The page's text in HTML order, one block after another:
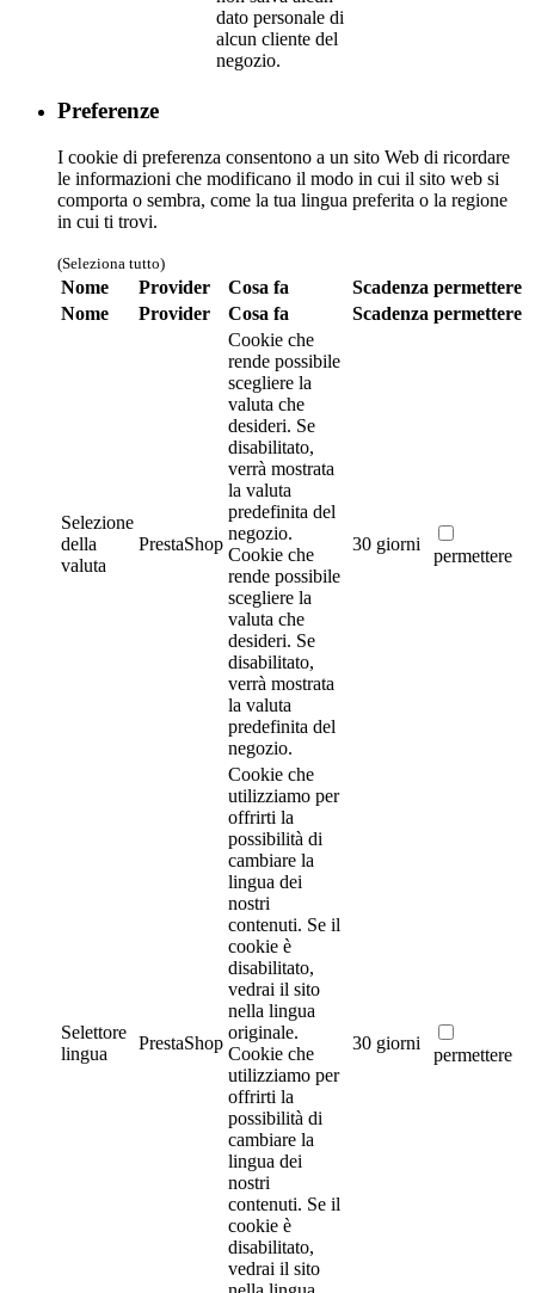
dato personale di
alcun cliente del
negozio.
Preferenze
I cookie di preferenza consentono a un sito Web di ricordare
le informazioni che modificano il modo in cui il sito web si
comporta o sembra, come la tua lingua preferita o la regione
in cui ti trovi.
(Seleziona tutto)
Nome Provider Cosa fa Scadenza permettere
Nome
Provider Cosa fa Scadenza permettere
Selezione
della
valuta
PrestaShop
Cookie che
rende possibile
scegliere la
valuta che
desideri. Se
disabilitato,
verrà mostrata
la valuta
predefinita del
negozio.
Cookie che
rende possibile
scegliere la
valuta che
desideri. Se
disabilitato,
verrà mostrata
la valuta
predefinita del
negozio.
30 giorni
permettere
Selettore
lingua
PrestaShop
Cookie che
utilizziamo per
offrirti la
possibilità di
cambiare la
lingua dei
nostri
contenuti. Se il
cookie è
disabilitato,
vedrai il sito
nella lingua
originale.
Cookie che
utilizziamo per
offrirti la
possibilità di
cambiare la
lingua dei
nostri
contenuti. Se il
cookie è
disabilitato,
vedrai il sito
30 giorni
permettere